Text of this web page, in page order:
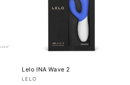
Lelo INA Wave 2
เวน
LELO